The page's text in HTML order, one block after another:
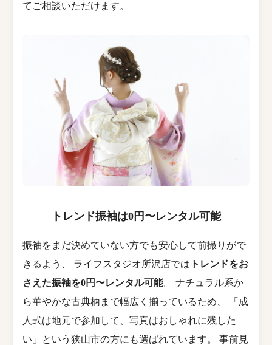
てご相談いただけます。
トレンド振袖は0円〜レンタル可能
振袖をまだ決めていない方でも安心して前撮りがで
きるよう、 ライフスタジオ所沢店では トレンドをお
さえた振袖を0円〜レンタル可能。 ナチュラル系か
ら華やかな古典柄まで幅広く揃っているため、 「成
人式は地元で参加して、写真はおしゃれに残した
い」という狭山市の方にも選ばれています。 事前見